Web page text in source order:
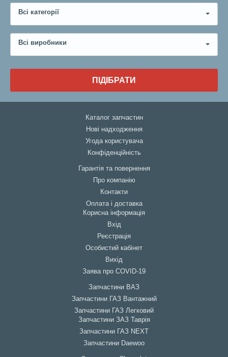
Всі категорії
Всі виробники
ПІДІБРАТИ
Каталог запчастин
Нові надходження
Угода користувача
Конфіденційність
Гарантія та повернення
Про компанію
Контакти
Оплата і доставка
Корисна інформація
Вхід
Реєстрація
Особистий кабінет
Вихід
Заява про COVID-19
Запчастини ВАЗ
Запчастини ГАЗ Вантажний
Запчастини ГАЗ Легковий
Запчастини ЗАЗ Таврія
Запчастини ГАЗ NEXT
Запчастини Daewoo